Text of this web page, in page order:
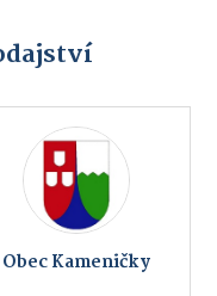
Obec Kameničky